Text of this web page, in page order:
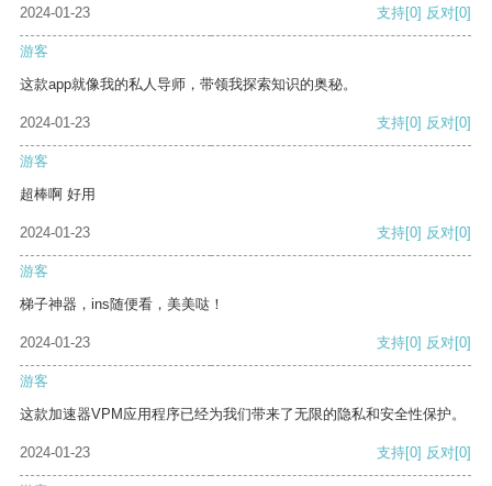
2024-01-23
支持[0] 反对[0]
游客
这款app就像我的私人导师，带领我探索知识的奥秘。
2024-01-23 支持[0] 反对[0]
游客
超棒啊 好用
2024-01-23 支持[0] 反对[0]
游客
梯子神器，ins随便看，美美哒！
2024-01-23 支持[0] 反对[0]
游客
这款加速器VPM应用程序已经为我们带来了无限的隐私和安全性保护。
2024-01-23 支持[0] 反对[0]